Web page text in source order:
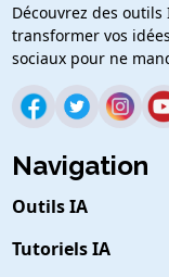
Découvrez des
transformer vos
sociaux pour ne
Navigation
Outils IA
Tutoriels IA